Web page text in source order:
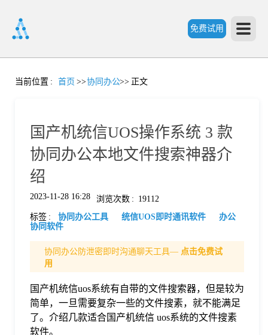
免费试用
首
价
格
当前位置 : 首页 >>协同办公>> 正文
国产机统信UOS操作系统 3 款
协同办公本地文件搜索神器介
绍
2023-11-28 16:28 浏览次数 : 19112
标签 : 协同办公工具 统信UOS即时通讯软件
办公
协同软件
协同办公防泄密即时沟通聊天工具— 点击免费试
用
国产机统信uos系统有自带的文件搜索器，但是较为
简单，一旦需要复杂一些的文件搜素，就不能满足
了。介绍几款适合国产机统信 uos系统的文件搜素
软件。